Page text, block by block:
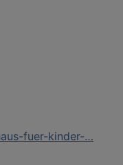
fuer-kinder-…